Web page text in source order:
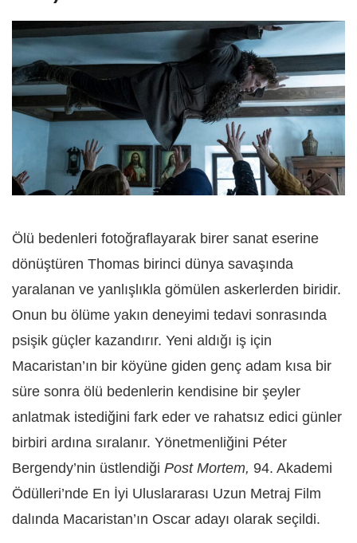
Ölü bedenleri fotoğraflayarak birer sanat eserine
dönüştüren Thomas birinci dünya savaşında
yaralanan ve yanlışlıkla gömülen askerlerden biridir.
Onun bu ölüme yakın deneyimi tedavi sonrasında
psişik güçler kazandırır. Yeni aldığı iş için
Macaristan’ın bir köyüne giden genç adam kısa bir
süre sonra ölü bedenlerin kendisine bir şeyler
anlatmak istediğini fark eder ve rahatsız edici günler
birbiri ardına sıralanır. Yönetmenliğini Péter
Bergendy’nin üstlendiği Post Mortem, 94. Akademi
Ödülleri’nde En İyi Uluslararası Uzun Metraj Film
dalında Macaristan’ın Oscar adayı olarak seçildi.